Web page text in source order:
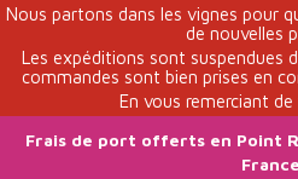
Nous partons dans les vignes pour
de nouvelles
Les expéditions sont suspendues
commandes sont bien prises en
En vous remerciant
Frais de port offerts en Point
France